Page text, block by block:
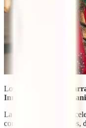
Los Carnavales de
Inmaterial de la
La edición de
se
conocer todas las fechas,